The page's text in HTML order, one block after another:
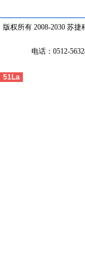
版权所有 2008-2030 苏
电话：0512-
51La